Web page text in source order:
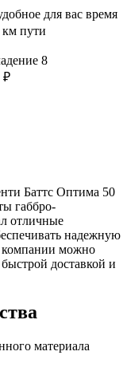
для вас время
км пути
8
₽
Баттс Оптима 50
габбро-
отличные
надежную
компании можно
доставкой и
материала